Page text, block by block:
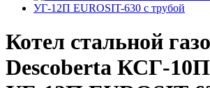
Котел стальной
Descoberta КСГ-